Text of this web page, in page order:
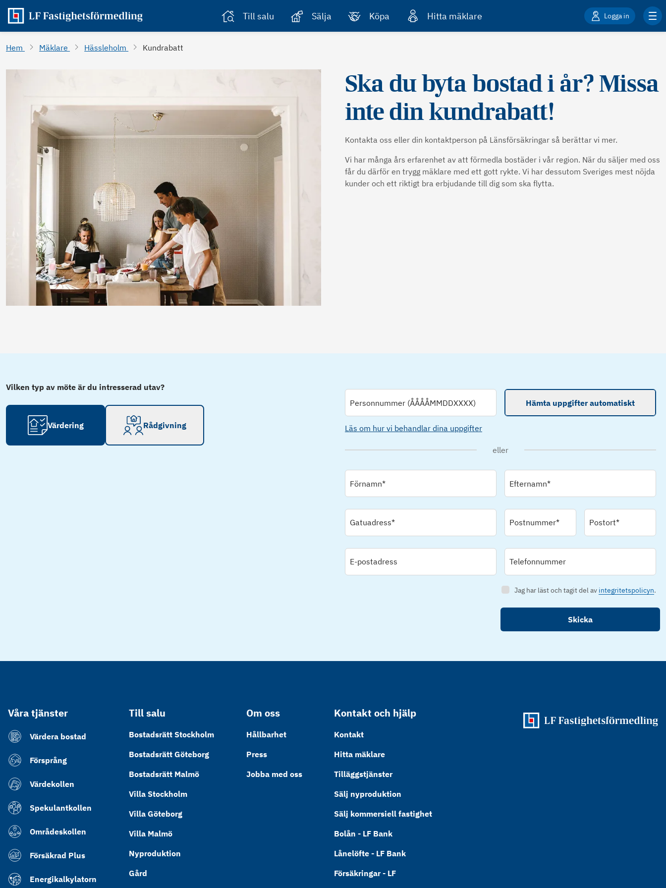
Till salu Sälja Köpa Hitta mäklare Logga in
Hem Mäklare Hässleholm Kundrabatt
Ska du byta bostad i år? Missa
inte din kundrabatt!
Kontakta oss eller din kontaktperson på Länsförsäkringar så berättar vi mer.
Vi har många års erfarenhet av att förmedla bostäder i vår region. När du säljer med oss
får du därför en trygg mäklare med ett gott rykte. Vi har dessutom Sveriges mest nöjda
kunder och ett riktigt bra erbjudande till dig som ska flytta.
Vilken typ av möte är du intresserad utav?
Värdering Rådgivning
Personnummer (ÅÅÅÅMMDDXXXX) Hämta uppgifter automatiskt
Läs om hur vi behandlar dina uppgifter
eller
Förnamn* Efternamn*
Gatuadress* Postnummer* Postort*
E-postadress Telefonnummer
Jag har läst och tagit del av integritetspolicyn.
Skicka
Våra tjänster
Värdera bostad
Försprång
Värdekollen
Spekulantkollen
Områdeskollen
Försäkrad Plus
Energikalkylatorn
Till salu
Bostadsrätt Stockholm
Bostadsrätt Göteborg
Bostadsrätt Malmö
Villa Stockholm
Villa Göteborg
Villa Malmö
Nyproduktion
Gård
Om oss
Hållbarhet
Press
Jobba med oss
Kontakt och hjälp
Kontakt
Hitta mäklare
Tilläggstjänster
Sälj nyproduktion
Sälj kommersiell fastighet
Bolån - LF Bank
Lånelöfte - LF Bank
Försäkringar - LF